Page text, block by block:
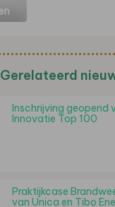
Gerelateerd
Inschrijving geopend
Innovatie Top 100
Praktijkcase
van Unica en Tibo